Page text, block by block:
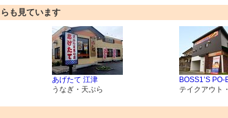
も見ています
あげたて 江津
うなぎ・天ぷら
BOSS1’S PO-
テイクアウト